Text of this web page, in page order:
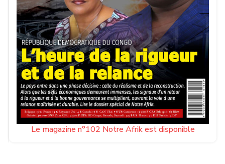
Le magazine n°102 Notre Afrik est disponible